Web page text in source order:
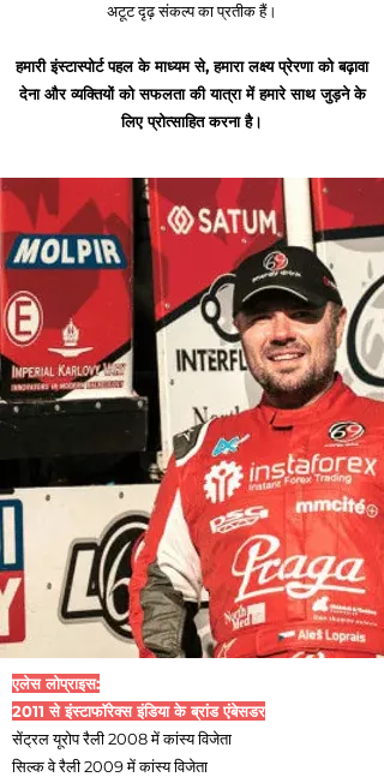
अटूट दृढ़ संकल्प का प्रतीक हैं।
हमारी इंस्टास्पोर्ट पहल के माध्यम से, हमारा लक्ष्य प्रेरणा को बढ़ावा
देना और व्यक्तियों को सफलता की यात्रा में हमारे साथ जुड़ने के
लिए प्रोत्साहित करना है।
एलेस लोप्राइस:
2011 से इंस्टाफॉरेक्स इंडिया के ब्रांड एंबेसडर
सेंट्रल यूरोप रैली 2008 में कांस्य विजेता
सिल्क वे रैली 2009 में कांस्य विजेता